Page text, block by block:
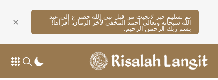
تم تسليم خبر لانجيت من قبل نبي الله خضر ع إلى عبد
الله سبحانه وتعالى أحمد المخفي لآخر الزمان. اقرأها!
بسم ربك الرحمن الرحيم.